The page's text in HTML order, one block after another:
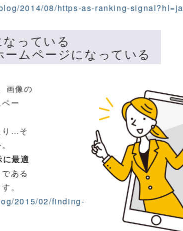
2014/08/https-as-ranking-signal?hl=ja
っている
ムページになっている
画像の
ー
り…そ
に最適
である
。
2015/02/finding-